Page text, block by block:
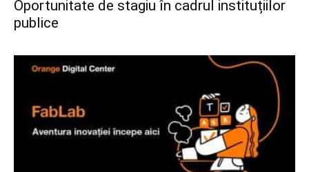
Oportunitate de stagiu în cadrul instituțiilor
publice